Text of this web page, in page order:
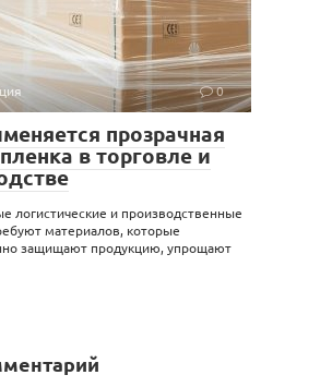
0
прозрачная
в торговле и
логистические и производственные
материалов, которые
защищают продукцию, упрощают